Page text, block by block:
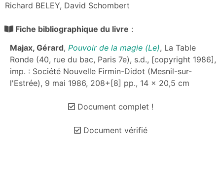
Richard BELEY, David Schombert
Fiche bibliographique du livre :
Majax, Gérard, Pouvoir de la magie (Le), La Table
Ronde (40, rue du bac, Paris 7e), s.d., [copyright 1986],
imp. : Société Nouvelle Firmin-Didot (Mesnil-sur-
l'Estrée), 9 mai 1986, 208+[8] pp., 14 x 20,5 cm
Document complet !
Document vérifié